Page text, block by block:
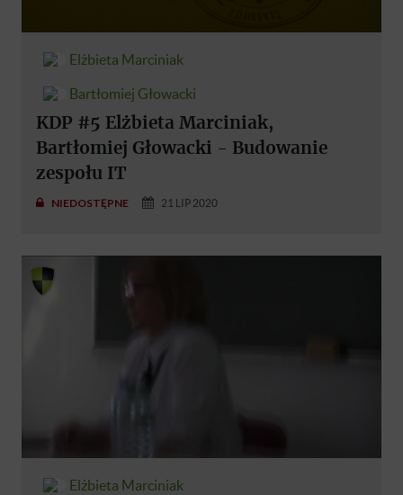
Elżbieta Marciniak
Bartłomiej Głowacki
KDP #5 Elżbieta Marciniak,
Bartłomiej Głowacki - Budowanie
zespołu IT
NIEDOSTĘPNE 21 LIP 2020
Elżbieta Marciniak